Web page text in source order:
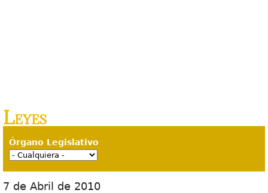
Leyes
Órgano Legislativo
7 de Abril de 2010